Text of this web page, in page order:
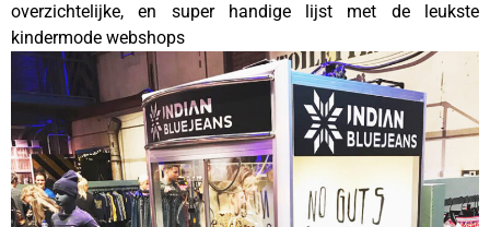
overzichtelijke, en super handige lijst met de leukste
kindermode webshops